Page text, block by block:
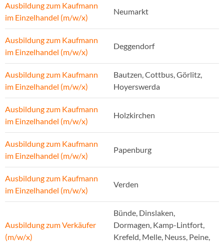
Ausbildung zum Kaufmann
im Einzelhandel (m/w/x)
Neumarkt
Ausbildung zum Kaufmann
im Einzelhandel (m/w/x)
Deggendorf
Ausbildung zum Kaufmann
im Einzelhandel (m/w/x)
Bautzen, Cottbus, Görlitz,
Hoyerswerda
Ausbildung zum Kaufmann
im Einzelhandel (m/w/x)
Holzkirchen
Ausbildung zum Kaufmann
im Einzelhandel (m/w/x)
Papenburg
Ausbildung zum Kaufmann
im Einzelhandel (m/w/x)
Verden
Ausbildung zum Verkäufer
(m/w/x)
Bünde, Dinslaken,
Dormagen, Kamp-Lintfort,
Krefeld, Melle, Neuss, Peine,